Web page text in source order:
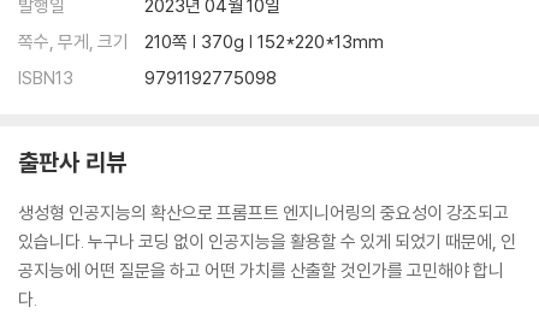
발행일
2023년 04월 10일
쪽수, 무게, 크기
210쪽 | 370g | 152*220*13mm
ISBN13
9791192775098
출판사 리뷰
생성형 인공지능의 확산으로 프롬프트 엔지니어링의 중요성이 강조되고
있습니다. 누구나 코딩 없이 인공지능을 활용할 수 있게 되었기 때문에, 인
공지능에 어떤 질문을 하고 어떤 가치를 산출할 것인가를 고민해야 합니
다.